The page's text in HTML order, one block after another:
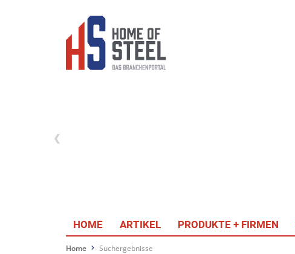
HOME ARTIKEL PRODUKTE + FIRMEN
Home Suchergebnisse